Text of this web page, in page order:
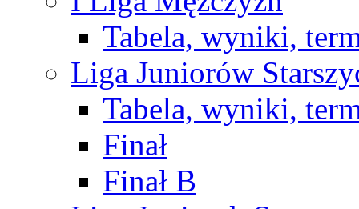
Tabela, wyniki,
Liga Juniorów
Tabela, wyniki,
Finał
Finał B